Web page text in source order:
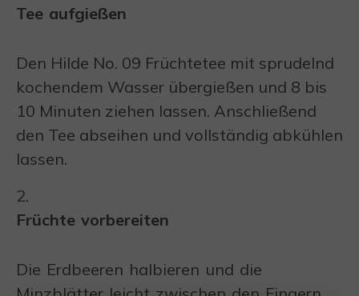
Tee aufgießen
Den Hilde No. 09 Früchtetee mit sprudelnd
kochendem Wasser übergießen und 8 bis
10 Minuten ziehen lassen. Anschließend
den Tee abseihen und vollständig abkühlen
lassen.
2.
Früchte vorbereiten
Die Erdbeeren halbieren und die